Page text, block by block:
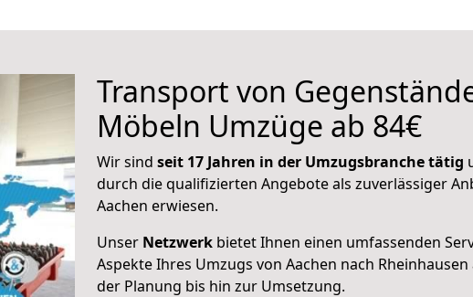
Transport von
Möbeln Umzüge ab 84€
Wir sind seit 17 Jahren in der Umzugsbranche tätig
durch die qualifizierten Angebote als zuverlässiger
Aachen erwiesen.
Unser Netzwerk bietet Ihnen einen umfassenden
Aspekte Ihres Umzugs von Aachen nach
der Planung bis hin zur Umsetzung.